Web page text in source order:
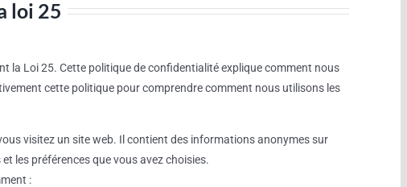
loi 25
la Loi 25. Cette politique de confidentialité explique comment nous
cette politique pour comprendre comment nous utilisons les
visitez un site web. Il contient des informations anonymes sur
les préférences que vous avez choisies.
: